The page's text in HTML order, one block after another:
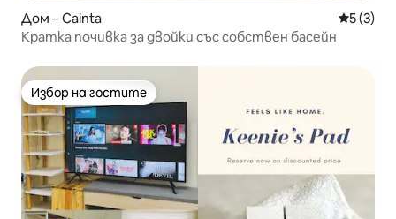
Дом – Cainta Средна
5 (3)
Кратка почивка за двойки със собствен басейн
Избор на гостите
Избор на гостите